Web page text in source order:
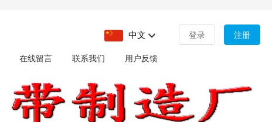
登录 注册
中文
在线留言 联系我们 用户反馈